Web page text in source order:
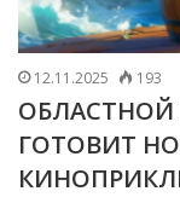
12.11.2025 193
ГОТОВИТ